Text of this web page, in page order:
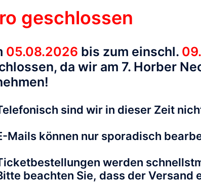
gehen möchten Ihr Team von Ballonfahrten
sind wieder möglich
aufgrund der momentanen Situation
Hinweise in der Rubirk „Freie Termine„. Ihr Team
geschlossen
05.08.2026 bis zum einschl.
da wir am 7. Horber
sind wir in dieser Zeit
Mails können nur sporadisch
werden
beachten Sie, dass der Versand